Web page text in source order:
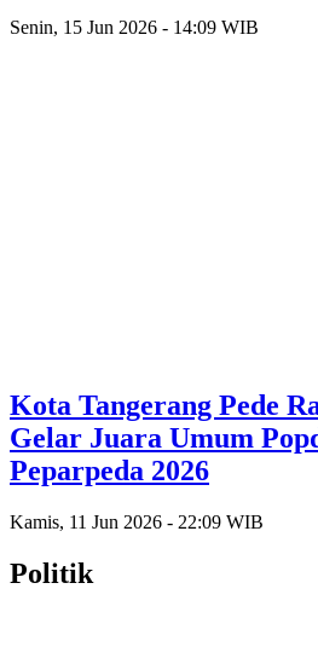
Senin, 15 Jun 2026 - 14:09 WIB
Kota Tangerang Pede
Gelar Juara Umum
Peparpeda 2026
Kamis, 11 Jun 2026 - 22:09 WIB
Politik